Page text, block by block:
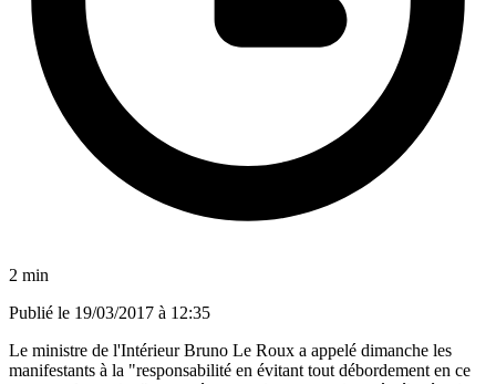
2 min
Publié le 19/03/2017 à 12:35
Le ministre de l'Intérieur Bruno Le Roux a appelé dimanche les
manifestants à la "responsabilité en évitant tout débordement en ce